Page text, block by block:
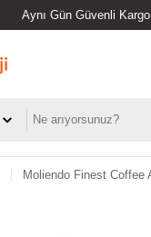
Aynı Gün Güvenli Kargo